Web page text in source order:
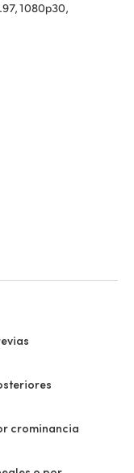
1080p30,
crominancia